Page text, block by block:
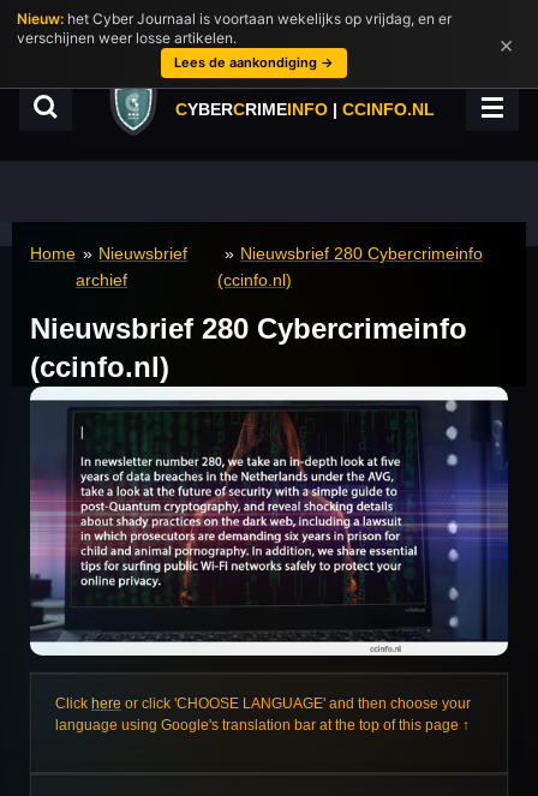
Ga
direct
hoofdinhoud
CYBERCRIMEINFO | CCINFO.NL
Home » Nieuwsbrief
archief
» Nieuwsbrief 280 Cybercrimeinfo
(ccinfo.nl)
Nieuwsbrief 280 Cybercrimeinfo
(ccinfo.nl)
Click here or click 'CHOOSE LANGUAGE' and then choose your
language using Google's translation bar at the top of this page ↑
Nieuw: het Cyber Journaal is voortaan wekelijks op vrijdag, en er
verschijnen weer losse artikelen.
Lees de aankondiging →
×